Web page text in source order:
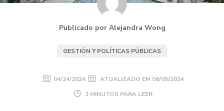
Publicado por Alejandra Wong
GESTIÓN Y POLÍTICAS PÚBLICAS
04/24/2024 ATUALIZADO EM 06/05/2024
3 MINUTOS PARA LEER